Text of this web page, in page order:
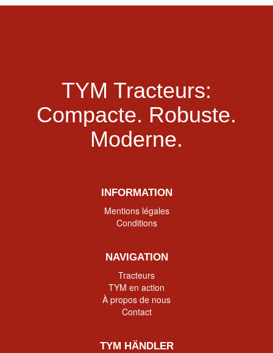
TYM Tracteurs:
Compacte. Robuste.
Moderne.
INFORMATION
Mentions légales
Conditions
NAVIGATION
Tracteurs
TYM en action
À propos de nous
Contact
TYM HÄNDLER